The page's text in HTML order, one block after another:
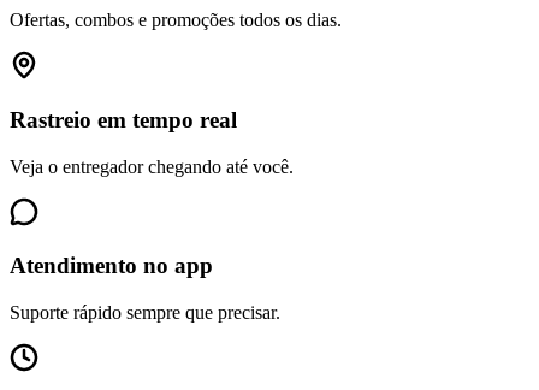
Ofertas, combos e promoções todos os dias.
Rastreio em tempo real
Veja o entregador chegando até você.
Atendimento no app
Suporte rápido sempre que precisar.